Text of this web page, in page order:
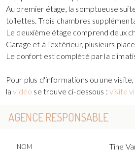
Au premier étage, la somptueuse
toilettes. Trois chambres
Le deuxième étage comprend deux
Garage et à l’extérieur, plusieurs
Le confort est complété par la
Pour plus d'informations ou une
lavidéo se trouve ci-dessous :visite
AGENCE RESPONSABLE
NOM Tine